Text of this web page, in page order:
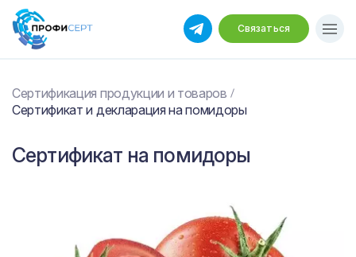
Связаться
Сертификация продукции и товаров
Сертификат и декларация на помидоры
Сертификат на помидоры